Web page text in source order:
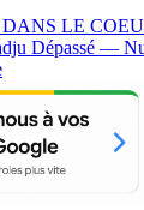
LE
Dépassé —